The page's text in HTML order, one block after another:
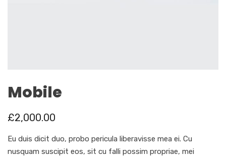
Mobile
£2,000.00
Eu duis dicit duo, probo pericula liberavisse mea ei. Cu
nusquam suscipit eos, sit cu falli possim propriae, mei